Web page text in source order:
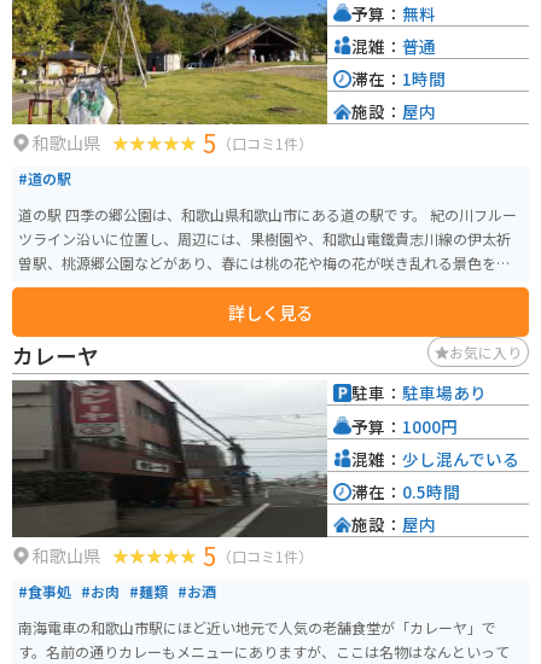
和歌山県 5 （口コミ1件）
#道の駅
道の駅 四季の郷公園は、和歌山県和歌山市にある道の駅です。 紀の川フルー
ツライン沿いに位置し、周辺には、果樹園や、和歌山電鐵貴志川線の伊太祈
曽駅、桃源郷公園などがあり、春には桃の花や梅の花が咲き乱れる景色を楽
しむことができます。 道の駅には、地元産の新鮮な農産物が販売されている
直売所や、和歌山ラーメンや、地元産の果物を使ったスイーツなどが楽しめ
るレストランがあります。 バイクツーリングで訪れる場合、道の駅の駐車場
は広く、休憩場所としても最適です。 また、道の駅には、観光案内所も併設
されているので、周辺の観光スポット情報も得ることができ、ツーリングの
拠点としてもおすすめです。
詳しく見る
予算： 無料
混雑： 普通
滞在： 1時間
施設： 屋内
カレーヤ お気に入り
和歌山県 5 （口コミ1件）
#食事処 #お肉 #麺類 #お酒
南海電車の和歌山市駅にほど近い地元で人気の老舗食堂が「カレーヤ」で
す。名前の通りカレーもメニューにありますが、ここは名物はなんといって
駐車： 駐車場あり
予算： 1000円
混雑： 少し混んでいる
滞在： 0.5時間
施設： 屋内